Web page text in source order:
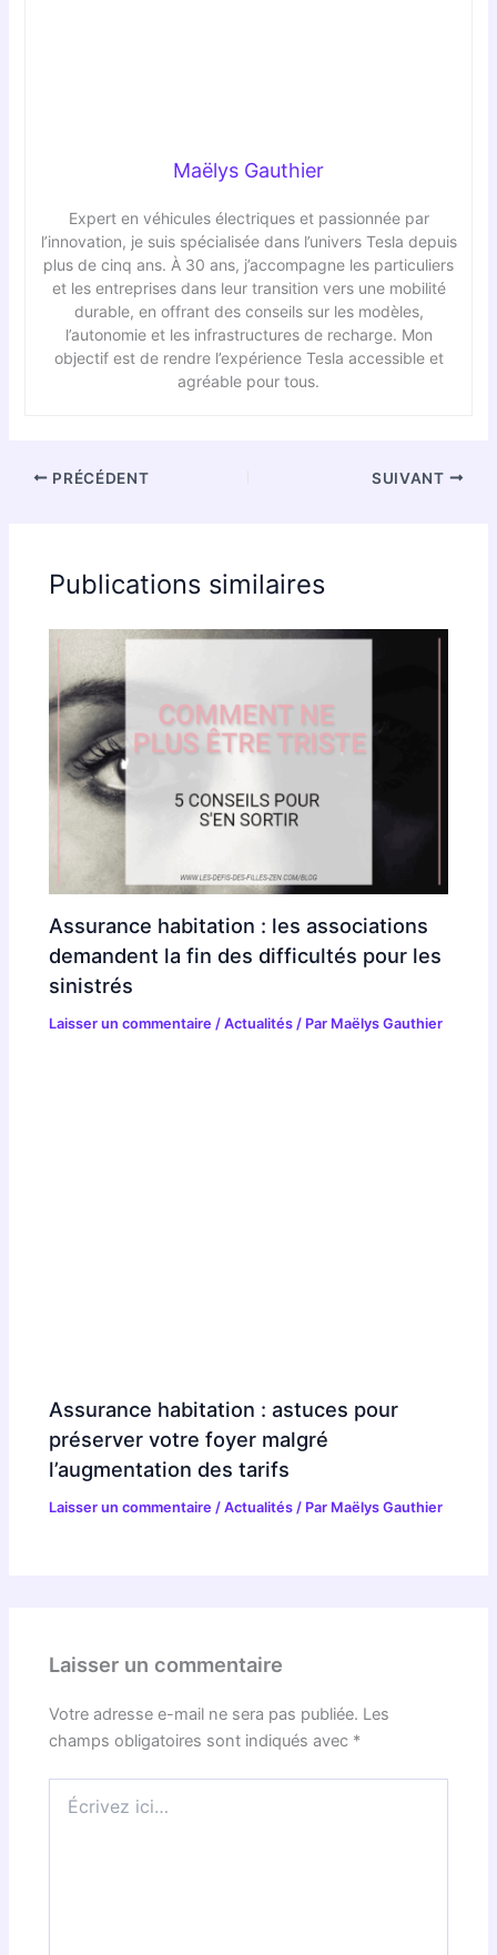
Maëlys Gauthier
Expert en véhicules électriques et passionnée par
l’innovation, je suis spécialisée dans l’univers Tesla depuis
plus de cinq ans. À 30 ans, j’accompagne les particuliers
et les entreprises dans leur transition vers une mobilité
durable, en offrant des conseils sur les modèles,
l’autonomie et les infrastructures de recharge. Mon
objectif est de rendre l’expérience Tesla accessible et
agréable pour tous.
PRÉCÉDENT SUIVANT
Publications similaires
Assurance habitation : les associations
demandent la fin des difficultés pour les
sinistrés
Laisser un commentaire /Actualités / Par Maëlys Gauthier
Assurance habitation : astuces pour
préserver votre foyer malgré
l’augmentation des tarifs
Laisser un commentaire /Actualités / Par Maëlys Gauthier
Laisser un commentaire
Votre adresse e-mail ne sera pas publiée. Les
champs obligatoires sont indiqués avec *
ici…